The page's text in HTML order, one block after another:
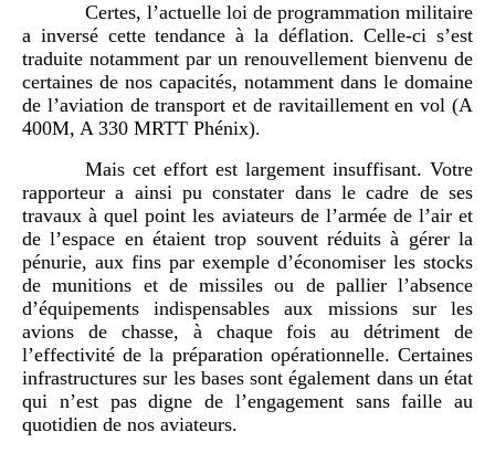
Certes, l’actuelle loi de programmation militaire
a inversé cette tendance à la déflation. Celle-ci s’est
traduite notamment par un renouvellement bienvenu de
certaines de nos capacités, notamment dans le domaine
de l’aviation de transport et de ravitaillement en vol (A
400M, A 330 MRTT Phénix).
Mais cet effort est largement insuffisant. Votre
rapporteur a ainsi pu constater dans le cadre de ses
travaux à quel point les aviateurs de l’armée de l’air et
de l’espace en étaient trop souvent réduits à gérer la
pénurie, aux fins par exemple d’économiser les stocks
de munitions et de missiles ou de pallier l’absence
d’équipements indispensables aux missions sur les
avions de chasse, à chaque fois au détriment de
l’effectivité de la préparation opérationnelle. Certaines
infrastructures sur les bases sont également dans un état
qui n’est pas digne de l’engagement sans faille au
quotidien de nos aviateurs.